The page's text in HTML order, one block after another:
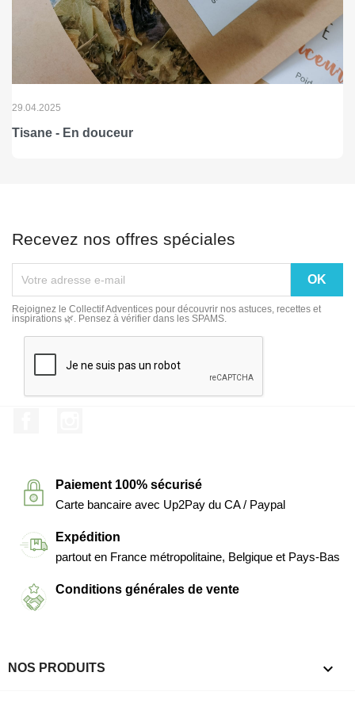
29.04.2025
Tisane - En douceur
Recevez nos offres spéciales
Rejoignez le Collectif Adventices pour découvrir nos astuces, recettes et
inspirations 🌿. Pensez à vérifier dans les SPAMS.
Paiement 100% sécurisé
Carte bancaire avec Up2Pay du CA / Paypal
Expédition
partout en France métropolitaine, Belgique et Pays-Bas
Conditions générales de vente
NOS PRODUITS 